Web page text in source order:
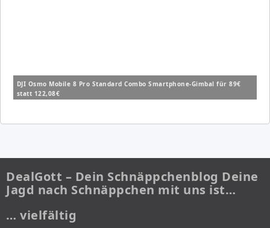
DJI Osmo Mobile 8 Pro Standard Combo Smartphone-Gimbal für 89€
statt 122,08€
DealGott – Dein Schnäppchenblog Deine
Jagd nach Schnäppchen mit uns ist…
… vielfältig